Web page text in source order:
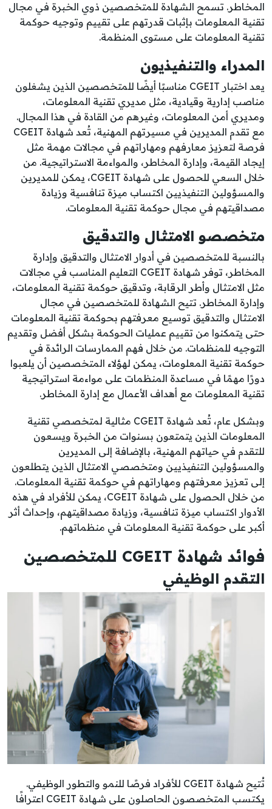
المخاطر. تسمح الشهادة للمتخصصين ذوي الخبرة في مجال
تقنية المعلومات بإثبات قدرتهم على تقييم وتوجيه حوكمة
تقنية المعلومات على مستوى المنظمة.
المدراء والتنفيذيون
يعد اختبار CGEIT مناسبًا أيضًا للمتخصصين الذين يشغلون
مناصب إدارية وقيادية، مثل مديري تقنية المعلومات،
ومديري أمن المعلومات، وغيرهم من القادة في هذا المجال.
مع تقدم المديرين في مسيرتهم المهنية، تُعد شهادة CGEIT
فرصة لتعزيز معارفهم ومهاراتهم في مجالات مهمة مثل
إيجاد القيمة، وإدارة المخاطر، والمواءمة الاستراتيجية. من
خلال السعي للحصول على شهادة CGEIT، يمكن للمديرين
والمسؤولين التنفيذيين اكتساب ميزة تنافسية وزيادة
مصداقيتهم في مجال حوكمة تقنية المعلومات.
متخصصو الامتثال والتدقيق
بالنسبة للمتخصصين في أدوار الامتثال والتدقيق وإدارة
المخاطر، توفر شهادة CGEIT التعليم المناسب في مجالات
مثل الامتثال وأطر الرقابة، وتدقيق حوكمة تقنية المعلومات،
وإدارة المخاطر. تتيح الشهادة للمتخصصين في مجال
الامتثال والتدقيق توسيع معرفتهم بحوكمة تقنية المعلومات
حتى يتمكنوا من تقييم عمليات الحوكمة بشكل أفضل وتقديم
التوجيه للمنظمات. من خلال فهم الممارسات الرائدة في
حوكمة تقنية المعلومات، يمكن لهؤلاء المتخصصين أن يلعبوا
دورًا مهمًا في مساعدة المنظمات على مواءمة استراتيجية
تقنية المعلومات مع أهداف الأعمال مع إدارة المخاطر.
وبشكل عام، تُعد شهادة CGEIT مثالية لمتخصصي تقنية
المعلومات الذين يتمتعون بسنوات من الخبرة ويسعون
للتقدم في حياتهم المهنية، بالإضافة إلى المديرين
والمسؤولين التنفيذيين ومتخصصي الامتثال الذين يتطلعون
إلى تعزيز معرفتهم ومهاراتهم في حوكمة تقنية المعلومات.
من خلال الحصول على شهادة CGEIT، يمكن للأفراد في هذه
الأدوار اكتساب ميزة تنافسية، وزيادة مصداقيتهم، وإحداث أثر
أكبر على حوكمة تقنية المعلومات في منظماتهم.
فوائد شهادة CGEIT للمتخصصين
التقدم الوظيفي
تُتيح شهادة CGEIT للأفراد فرصًا للنمو والتطور الوظيفي.
يكتسب المتخصصون الحاصلون على شهادة CGEIT اعترافًا